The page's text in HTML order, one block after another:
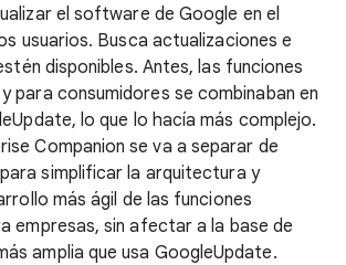
el software de Google en el
usuarios. Busca actualizaciones e
disponibles. Antes, las funciones
para consumidores se combinaban en
lo que lo hacía más complejo.
Companion se va a separar de
simplificar la arquitectura y
más ágil de las funciones
empresas, sin afectar a la base de
amplia que usa GoogleUpdate.